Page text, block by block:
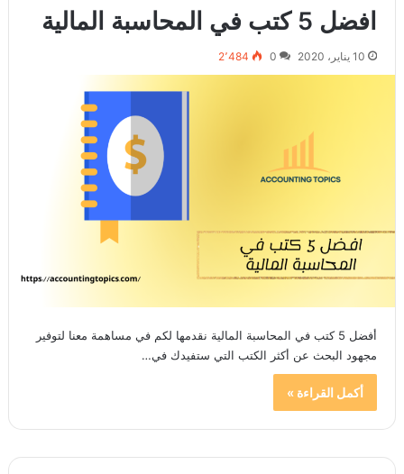
افضل 5 كتب في المحاسبة المالية
10 يناير، 2020 0 2٬484
أفضل 5 كتب في المحاسبة المالية نقدمها لكم في مساهمة معنا لتوفير
مجهود البحث عن أكثر الكتب التي ستفيدك في…
أكمل القراءة »